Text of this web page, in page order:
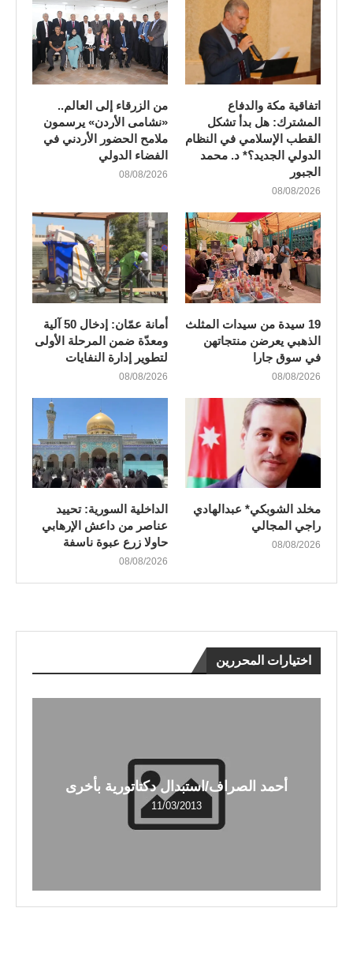
اتفاقية مكة والدفاع
المشترك: هل بدأ تشكل
القطب الإسلامي في النظام
الدولي الجديد؟* د. محمد
الجبور
08/08/2026
من الزرقاء إلى العالم..
«نشامى الأردن» يرسمون
ملامح الحضور الأردني في
الفضاء الدولي
08/08/2026
19 سيدة من سيدات المثلث
الذهبي يعرضن منتجاتهن
في سوق جارا
08/08/2026
أمانة عمّان: إدخال 50 آلية
ومعدّة ضمن المرحلة الأولى
لتطوير إدارة النفايات
08/08/2026
مخلد الشوبكي* عبدالهادي
راجي المجالي
08/08/2026
الداخلية السورية: تحييد
عناصر من داعش الإرهابي
حاولا زرع عبوة ناسفة
08/08/2026
اختيارات المحررين
أحمد الصراف/استبدال دكتاتورية بأخرى
11/03/2013